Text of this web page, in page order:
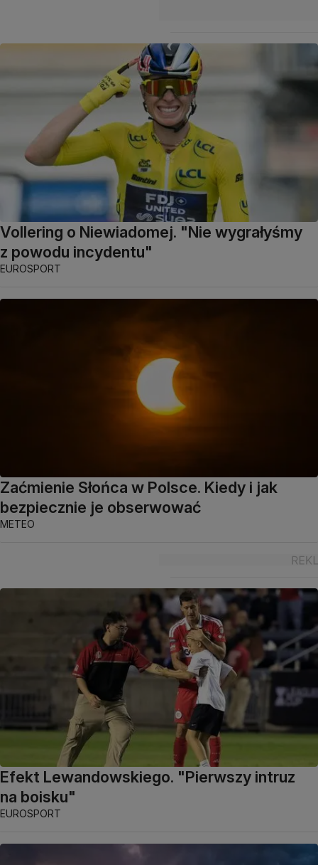
Vollering o Niewiadomej. "Nie wygrałyśmy
z powodu incydentu"
EUROSPORT
Zaćmienie Słońca w Polsce. Kiedy i jak
bezpiecznie je obserwować
METEO
Efekt Lewandowskiego. "Pierwszy intruz
na boisku"
EUROSPORT